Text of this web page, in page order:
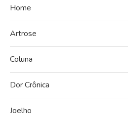
Home
Artrose
Coluna
Dor Crônica
Joelho